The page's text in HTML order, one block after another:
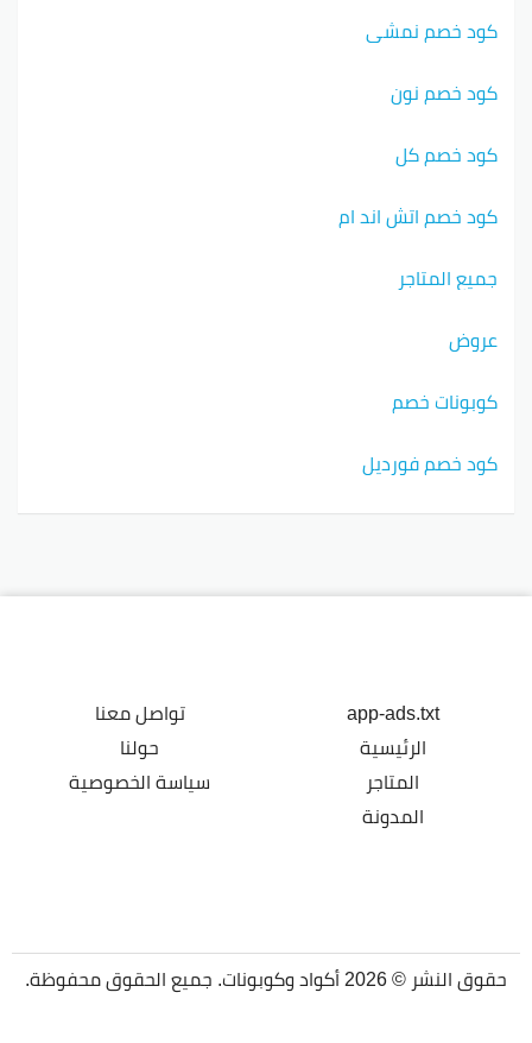
كود خصم نمشي
كود خصم نون
كود خصم كل
كود خصم اتش اند ام
جميع المتاجر
عروض
كوبونات خصم
كود خصم فورديل
app-ads.txt
الرئيسية
المتاجر
المدونة
تواصل معنا
حولنا
سياسة الخصوصية
حقوق النشر © 2026 أكواد وكوبونات. جميع الحقوق محفوظة.